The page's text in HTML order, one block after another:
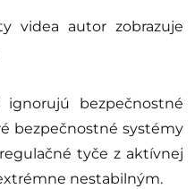
videa autor zobrazuje
bezpečnostné
bezpečnostné systémy
tyče z aktívnej
nestabilným.